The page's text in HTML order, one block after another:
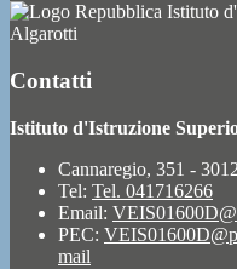
Istituto
Algarotti
Contatti
Istituto d'Istruzione
Cannaregio, 351 -
Tel: Tel. 041716266
Email:
PEC:
mail